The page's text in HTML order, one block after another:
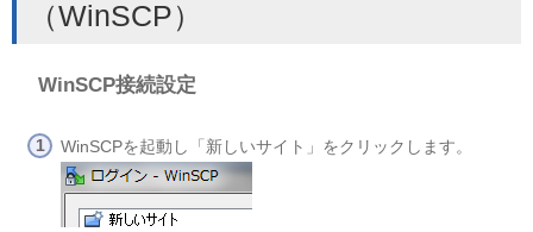
（WinSCP）
WinSCP接続設定
WinSCPを起動し「新しいサイト」をクリックします。